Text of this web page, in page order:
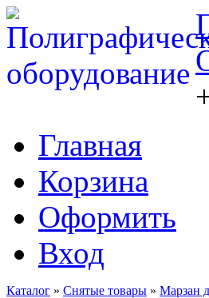
Главная
Корзина
Оформить
Вход
Каталог » Снятые товары » Марзан